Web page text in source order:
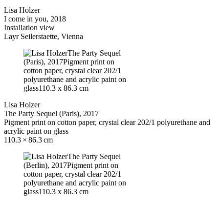
Lisa Holzer
I come in you, 2018
Installation view
Layr Seilerstaette, Vienna
Lisa Holzer
The Party Sequel (Paris), 2017
Pigment print on cotton paper, crystal clear 202/1 polyurethane and
acrylic paint on glass
110.3 × 86.3 cm